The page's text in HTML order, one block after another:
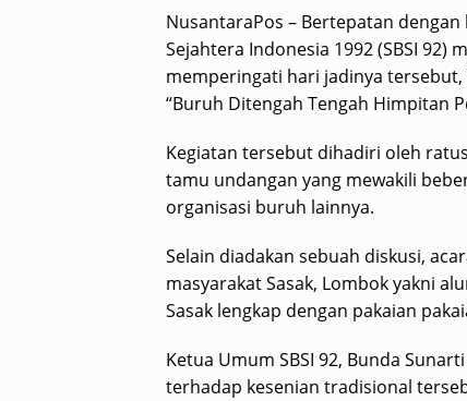
NusantaraPos – Bertepatan
Sejahtera Indonesia 1992 (SBSI 92)
memperingati hari jadinya tersebut,
“Buruh Ditengah Tengah Himpitan
Kegiatan tersebut dihadiri oleh
tamu undangan yang mewakili
organisasi buruh lainnya.
Selain diadakan sebuah diskusi,
masyarakat Sasak, Lombok yakni
Sasak lengkap dengan pakaian
Ketua Umum SBSI 92, Bunda
terhadap kesenian tradisional